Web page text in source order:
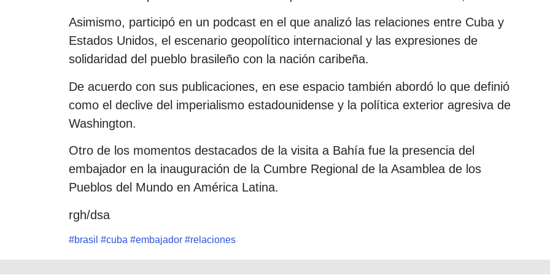
Asimismo, participó en un podcast en el que analizó las relaciones entre Cuba y
Estados Unidos, el escenario geopolítico internacional y las expresiones de
solidaridad del pueblo brasileño con la nación caribeña.
De acuerdo con sus publicaciones, en ese espacio también abordó lo que definió
como el declive del imperialismo estadounidense y la política exterior agresiva de
Washington.
Otro de los momentos destacados de la visita a Bahía fue la presencia del
embajador en la inauguración de la Cumbre Regional de la Asamblea de los
Pueblos del Mundo en América Latina.
rgh/dsa
#brasil #cuba #embajador #relaciones